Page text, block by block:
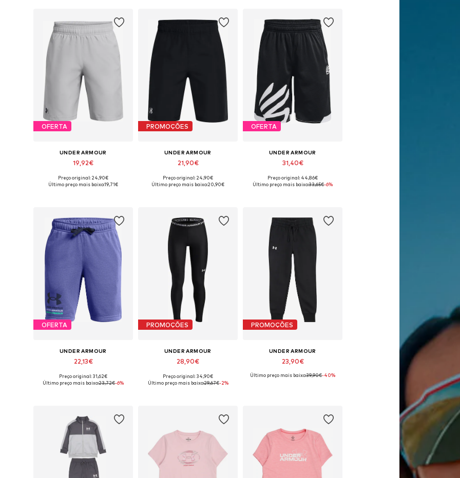
OFERTA
UNDER ARMOUR
19,92€
Preço original: 24,90€
Último preço mais baixo:19,71€
PROMOÇÕES
UNDER ARMOUR
21,90€
Tamanhos disponíveis: 158-170
Preço original: 24,90€
Último preço mais baixo:20,90€
OFERTA
UNDER ARMOUR
31,40€
Tamanhos disponíveis: 128
Preço original: 44,86€
Último preço mais baixo:33,65€-6%
OFERTA
UNDER ARMOUR
22,13€
Tamanhos disponíveis: 140
Preço original: 31,62€
Último preço mais baixo:23,72€-6%
PROMOÇÕES
UNDER ARMOUR
28,90€
Disponível em vários tamanhos
Preço original: 34,90€
Último preço mais baixo:29,67€-2%
PROMOÇÕES
UNDER ARMOUR
23,90€
Tamanhos disponíveis: 116-122
Último preço mais baixo:39,90€-40%